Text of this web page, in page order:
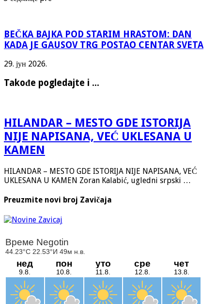
BEČKA BAJKA POD STARIM HRASTOM: DAN
KADA JE GAUSOV TRG POSTAO CENTAR SVETA
29. јун 2026.
Takođe pogledajte i ...
HILANDAR – MESTO GDE ISTORIJA
NIJE NAPISANA, VEĆ UKLESANA U
KAMEN
HILANDAR – MESTO GDE ISTORIJA NIJE NAPISANA, VEĆ
UKLESANA U KAMEN Zoran Kalabić, ugledni srpski …
Preuzmite novi broj Zavičaja